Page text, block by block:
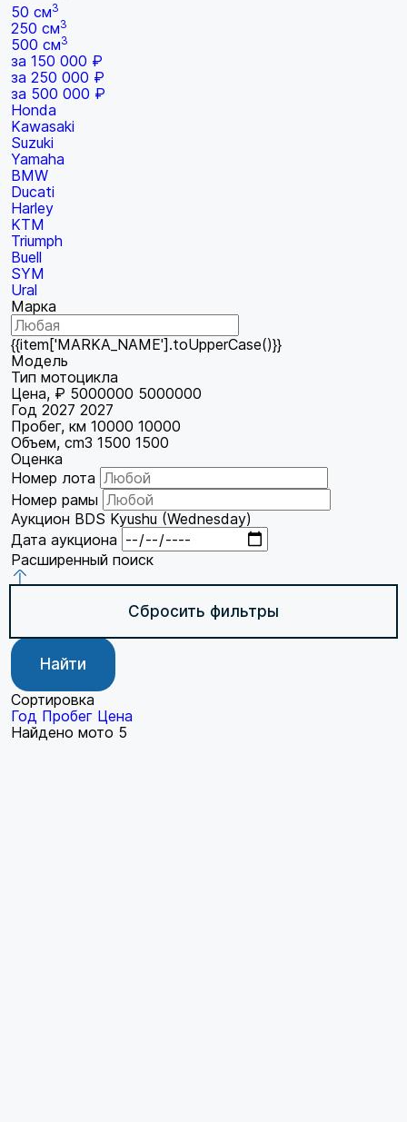
50 см3
250 см3
500 см3
за 150 000 ₽
за 250 000 ₽
за 500 000 ₽
Honda
Kawasaki
Suzuki
Yamaha
BMW
Ducati
Harley
KTM
Triumph
Buell
SYM
Ural
Марка
{{item['MARKA_NAME'].toUpperCase()}}
Модель
Тип мотоцикла
Цена, ₽ 5000000 5000000
Год 2027 2027
Пробег, км 10000 10000
Объем, cm3 1500 1500
Оценка
Номер лота
Номер рамы
Аукцион BDS Kyushu (Wednesday)
Дата аукциона
Расширенный поиск
Сбросить фильтры
Найти
Сортировка
Год Пробег Цена
Найдено мото 5